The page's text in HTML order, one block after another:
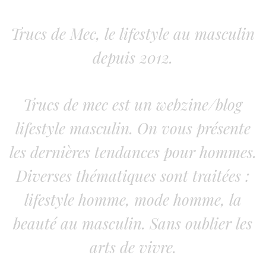
Trucs de Mec, le lifestyle au masculin
depuis 2012.
Trucs de mec est un webzine/blog
lifestyle masculin. On vous présente
les dernières tendances pour hommes.
Diverses thématiques sont traitées :
lifestyle homme, mode homme, la
beauté au masculin. Sans oublier les
arts de vivre.